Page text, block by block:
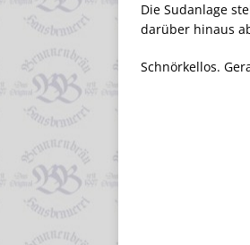
Die Sudanlage
darüber hinaus
Schnörkellos.